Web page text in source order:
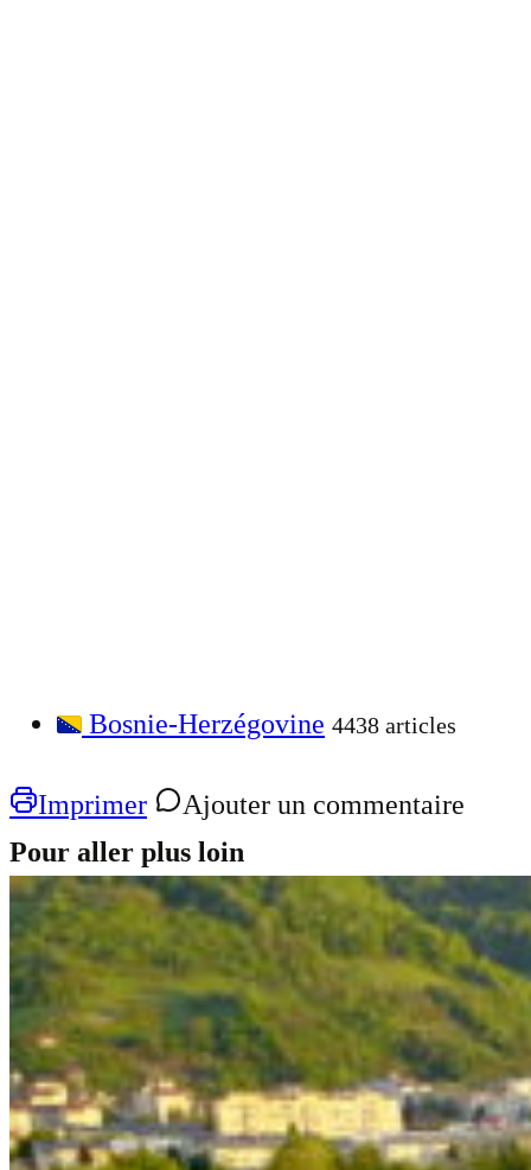
Bosnie-Herzégovine 4438 articles
Imprimer
Ajouter un commentaire
Pour aller plus loin